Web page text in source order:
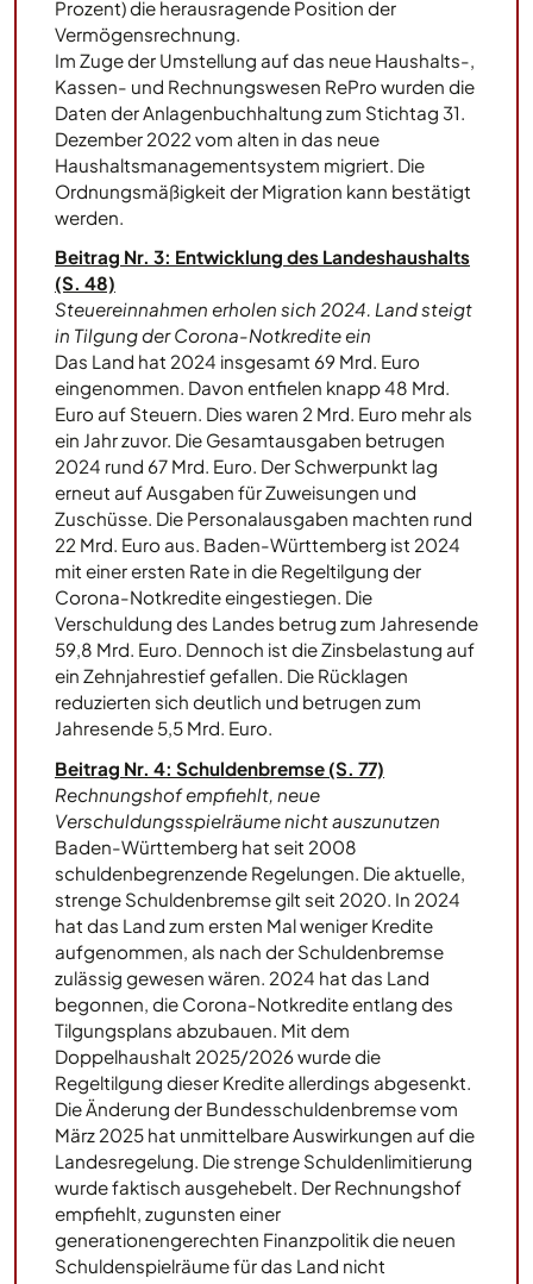
Prozent) die herausragende Position der
Vermögensrechnung.
Im Zuge der Umstellung auf das neue Haushalts-,
Kassen- und Rechnungswesen RePro wurden die
Daten der Anlagenbuchhaltung zum Stichtag 31.
Dezember 2022 vom alten in das neue
Haushaltsmanagementsystem migriert. Die
Ordnungsmäßigkeit der Migration kann bestätigt
werden.
Beitrag Nr. 3: Entwicklung des Landeshaushalts
(S. 48)
Steuereinnahmen erholen sich 2024. Land steigt
in Tilgung der Corona-Notkredite ein
Das Land hat 2024 insgesamt 69 Mrd. Euro
eingenommen. Davon entfielen knapp 48 Mrd.
Euro auf Steuern. Dies waren 2 Mrd. Euro mehr als
ein Jahr zuvor. Die Gesamtausgaben betrugen
2024 rund 67 Mrd. Euro. Der Schwerpunkt lag
erneut auf Ausgaben für Zuweisungen und
Zuschüsse. Die Personalausgaben machten rund
22 Mrd. Euro aus. Baden-Württemberg ist 2024
mit einer ersten Rate in die Regeltilgung der
Corona-Notkredite eingestiegen. Die
Verschuldung des Landes betrug zum Jahresende
59,8 Mrd. Euro. Dennoch ist die Zinsbelastung auf
ein Zehnjahrestief gefallen. Die Rücklagen
reduzierten sich deutlich und betrugen zum
Jahresende 5,5 Mrd. Euro.
Beitrag Nr. 4: Schuldenbremse (S. 77)
Rechnungshof empfiehlt, neue
Verschuldungsspielräume nicht auszunutzen
Baden-Württemberg hat seit 2008
schuldenbegrenzende Regelungen. Die aktuelle,
strenge Schuldenbremse gilt seit 2020. In 2024
hat das Land zum ersten Mal weniger Kredite
aufgenommen, als nach der Schuldenbremse
zulässig gewesen wären. 2024 hat das Land
begonnen, die Corona-Notkredite entlang des
Tilgungsplans abzubauen. Mit dem
Doppelhaushalt 2025/2026 wurde die
Regeltilgung dieser Kredite allerdings abgesenkt.
Die Änderung der Bundesschuldenbremse vom
März 2025 hat unmittelbare Auswirkungen auf die
Landesregelung. Die strenge Schuldenlimitierung
wurde faktisch ausgehebelt. Der Rechnungshof
empfiehlt, zugunsten einer
generationengerechten Finanzpolitik die neuen
Schuldenspielräume für das Land nicht